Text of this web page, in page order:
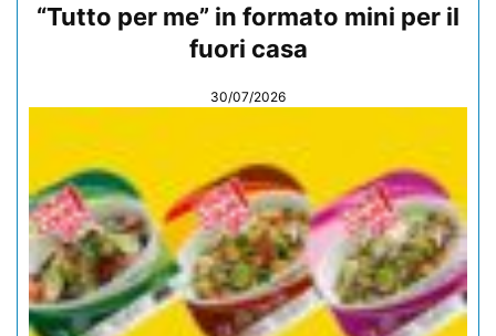
“Tutto per me” in formato mini per il
fuori casa
30/07/2026